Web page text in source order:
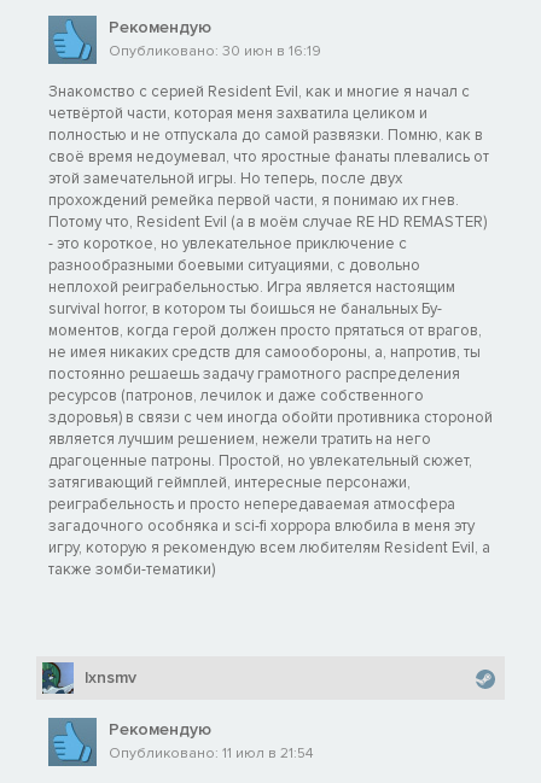
Рекомендую
Опубликовано: 30 июн в 16:19
Знакомство с серией Resident Evil, как и многие я начал с
четвёртой части, которая меня захватила целиком и
полностью и не отпускала до самой развязки. Помню, как в
своё время недоумевал, что яростные фанаты плевались от
этой замечательной игры. Но теперь, после двух
прохождений ремейка первой части, я понимаю их гнев.
Потому что, Resident Evil (а в моём случае RE HD REMASTER)
- это короткое, но увлекательное приключение с
разнообразными боевыми ситуациями, с довольно
неплохой реиграбельностью. Игра является настоящим
survival horror, в котором ты боишься не банальных Бу-
моментов, когда герой должен просто прятаться от врагов,
не имея никаких средств для самообороны, а, напротив, ты
постоянно решаешь задачу грамотного распределения
ресурсов (патронов, лечилок и даже собственного
здоровья) в связи с чем иногда обойти противника стороной
является лучшим решением, нежели тратить на него
драгоценные патроны. Простой, но увлекательный сюжет,
затягивающий геймплей, интересные персонажи,
реиграбельность и просто непередаваемая атмосфера
загадочного особняка и sci-fi хоррора влюбила в меня эту
игру, которую я рекомендую всем любителям Resident Evil, а
также зомби-тематики)
lxnsmv
Рекомендую
Опубликовано: 11 июл в 21:54